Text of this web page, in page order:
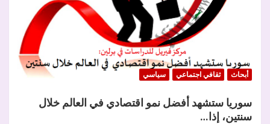
أبحاث ثقافي اجتماعي سياسي
سوريا ستشهد أفضل نمو اقتصادي في العالم خلال
سنتين، إذا…